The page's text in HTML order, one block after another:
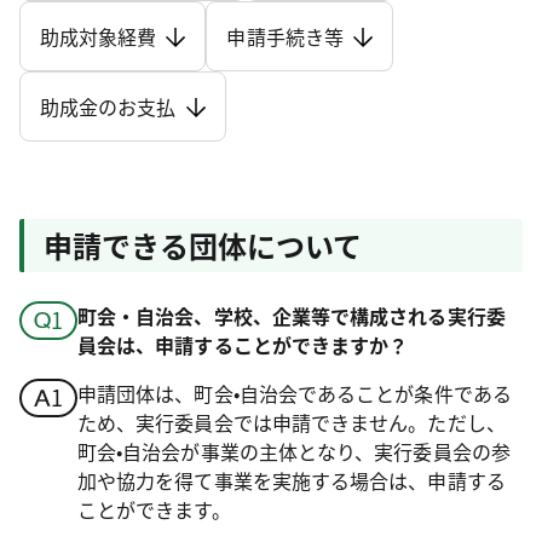
助成対象経費 申請手続き等
助成金のお支払
申請できる団体について
町会・自治会、学校、企業等で構成される実行委
員会は、申請することができますか？
申請団体は、町会•自治会であることが条件である
ため、実行委員会では申請できません。ただし、
町会•自治会が事業の主体となり、実行委員会の参
加や協力を得て事業を実施する場合は、申請する
ことができます。